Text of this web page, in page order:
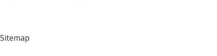
Sitemap